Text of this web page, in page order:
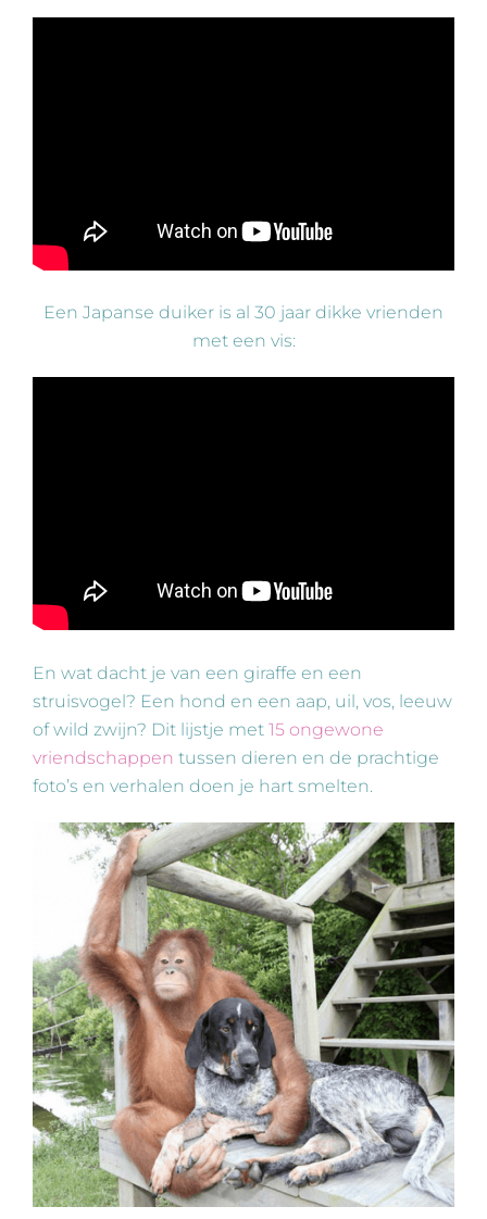
Een Japanse duiker is al 30 jaar dikke vrienden
met een vis:
En wat dacht je van een giraffe en een
struisvogel? Een hond en een aap, uil, vos, leeuw
of wild zwijn? Dit lijstje met 15 ongewone
vriendschappen tussen dieren en de prachtige
foto’s en verhalen doen je hart smelten.